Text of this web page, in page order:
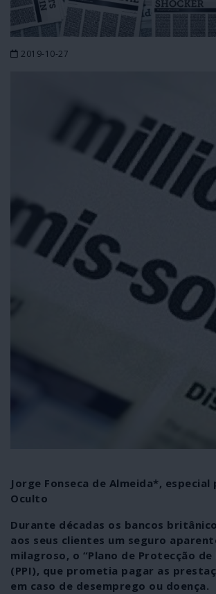
2019-10-27
Jorge Fonseca de Almeida*, especial
Oculto
Durante décadas os bancos
aos seus clientes um seguro
milagroso, o “Plano de Protecção de
(PPI), que prometia pagar as
em caso de desemprego ou doença.